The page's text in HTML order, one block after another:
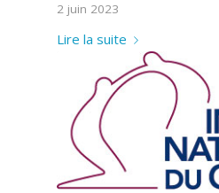
2 juin 2023
Lire la suite